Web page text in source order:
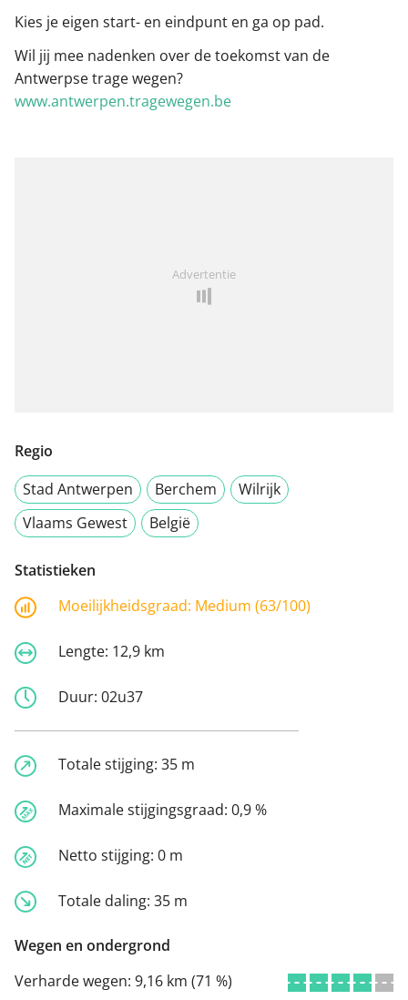
Kies je eigen start- en eindpunt en ga op pad.
Wil jij mee nadenken over de toekomst van de
Antwerpse trage wegen?
www.antwerpen.tragewegen.be
Advertentie
Regio
Stad Antwerpen
Berchem
Wilrijk
Vlaams Gewest
België
Statistieken
Moeilijkheidsgraad: Medium (63/100)
Lengte: 12,9 km
Duur: 02u37
Totale stijging: 35 m
Maximale stijgingsgraad: 0,9 %
Netto stijging: 0 m
Totale daling: 35 m
Wegen en ondergrond
Verharde wegen: 9,16 km (71 %)